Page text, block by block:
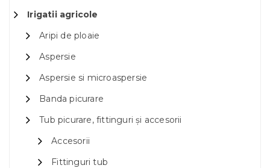
Irigatii agricole
Aripi de ploaie
Aspersie
Aspersie si microaspersie
Banda picurare
Tub picurare, fittinguri și accesorii
Accesorii
Fittinguri tub